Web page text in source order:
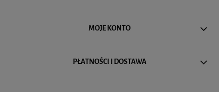
MOJE KONTO
PŁATNOŚCI I DOSTAWA